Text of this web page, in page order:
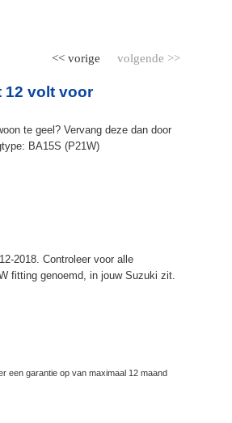
volgende >>
<< vorige
12 volt voor
te geel? Vervang deze dan door
BA15S (P21W)
2018. Controleer voor alle
fitting genoemd, in jouw Suzuki zit.
een garantie op van maximaal 12 maand